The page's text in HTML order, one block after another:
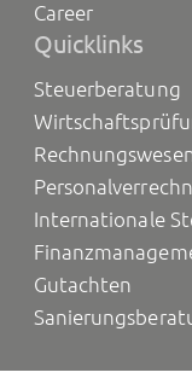
Career
Quicklinks
Steuerberatung
Internationale
Gutachten